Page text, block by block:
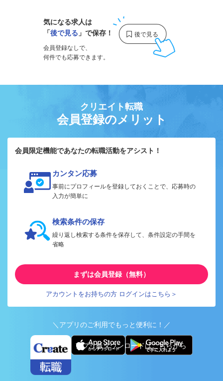
気になる求人は
「後で見る 」で保存！
会員登録なしで、
何件でも応募できます。
クリエイト転職
会員登録のメリット
会員限定機能であなたの転職活動をアシスト！
カンタン応募
事前にプロフィールを登録しておくことで、応募時の
入力が簡単に
検索条件の保存
繰り返し検索する条件を保存して、条件設定の手間を
省略
まずは会員登録（無料）
アカウントをお持ちの方 ログインはこちら＞
＼アプリのご利用でもっと便利に！／
アプリ版ダウンロードはこちらから